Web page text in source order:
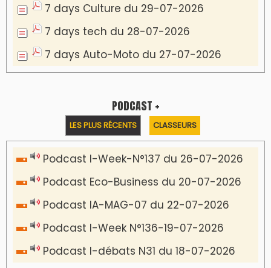
Communiqué de presse
Marrakech : le Musée Yves Saint Laurent fait
du mois d'août un rendez-vous
VIDÉOS & CLIP +
LES PLUS RÉCENTS CLASSEURS
دِيمَا المَغرِب Clip